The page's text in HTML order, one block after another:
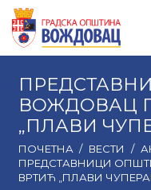
ВОЖДОВАЦ
„ПЛАВИ
ПОЧЕТНА / ВЕСТИ /
ПРЕДСТАВНИЦИ
ВРТИЋ „ПЛАВИ